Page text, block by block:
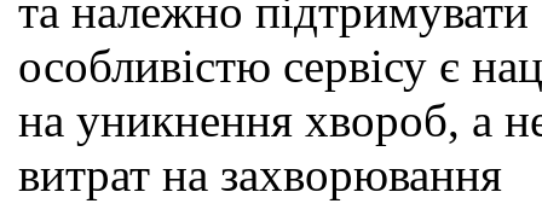
та належно
особливістю сервісу є
на уникнення хвороб, а
витрат на захворювання